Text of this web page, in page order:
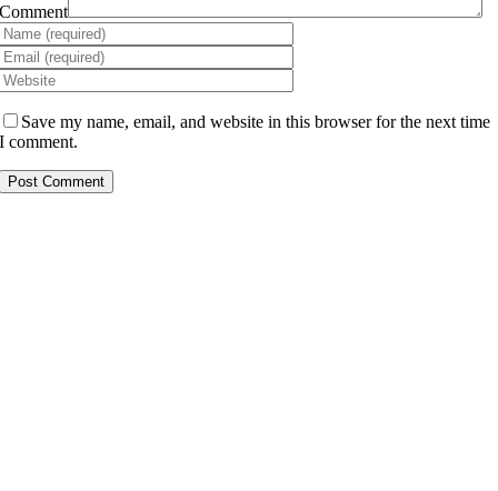
Comment
Save my name, email, and website in this browser for the next time
I comment.